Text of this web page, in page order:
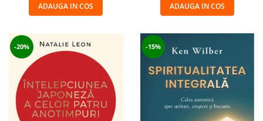
ADAUGA IN COS ADAUGA IN COS
-20% -15%